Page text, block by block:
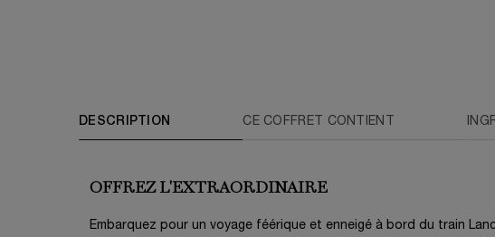
DESCRIPTION CE COFFRET CONTIENT
OFFREZ L'EXTRAORDINAIRE
Embarquez pour un voyage féérique et enneigé à bord du train